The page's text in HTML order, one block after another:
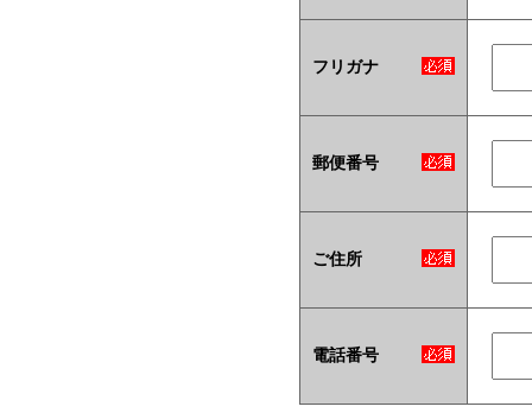
フリガナ
郵便番号
ご住所
電話番号